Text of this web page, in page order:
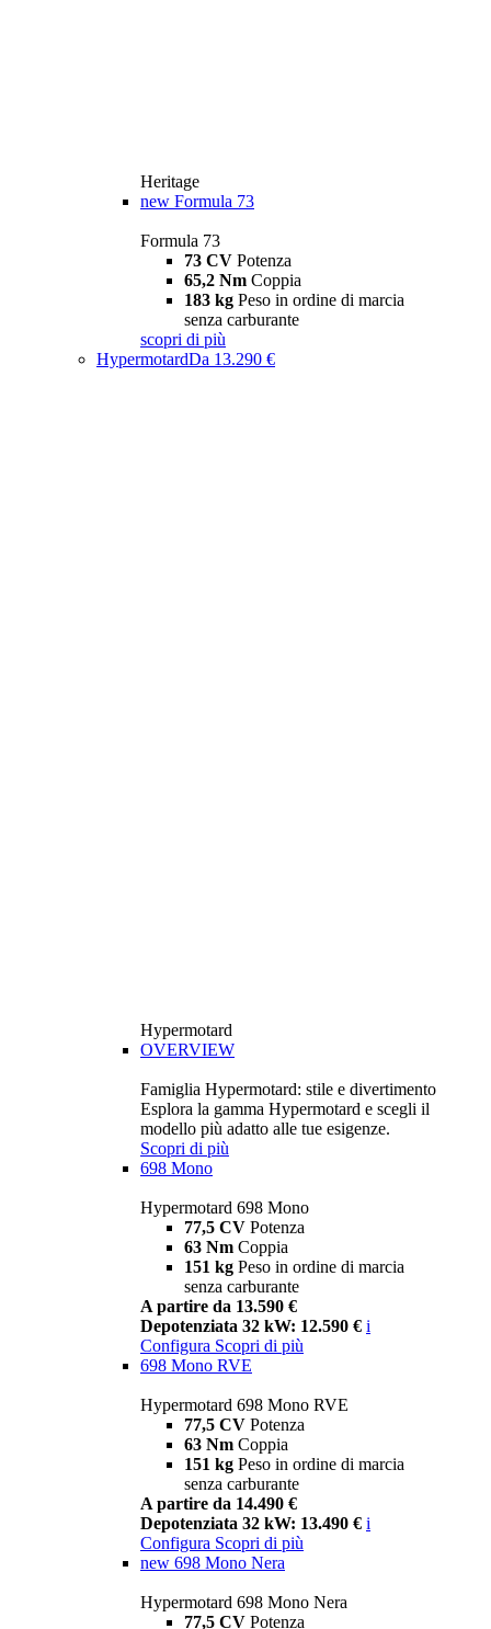
Heritage
new Formula 73
Formula 73
73 CV Potenza
65,2 Nm Coppia
183 kg Peso in ordine di marcia
senza carburante
scopri di più
HypermotardDa 13.290 €
Hypermotard
OVERVIEW
Famiglia Hypermotard: stile e divertimento
Esplora la gamma Hypermotard e scegli il
modello più adatto alle tue esigenze.
Scopri di più
698 Mono
Hypermotard 698 Mono
77,5 CV Potenza
63 Nm Coppia
151 kg Peso in ordine di marcia
senza carburante
A partire da 13.590 €
Depotenziata 32 kW: 12.590 € i
Configura Scopri di più
698 Mono RVE
Hypermotard 698 Mono RVE
77,5 CV Potenza
63 Nm Coppia
151 kg Peso in ordine di marcia
senza carburante
A partire da 14.490 €
Depotenziata 32 kW: 13.490 € i
Configura Scopri di più
new 698 Mono Nera
Hypermotard 698 Mono Nera
77,5 CV Potenza